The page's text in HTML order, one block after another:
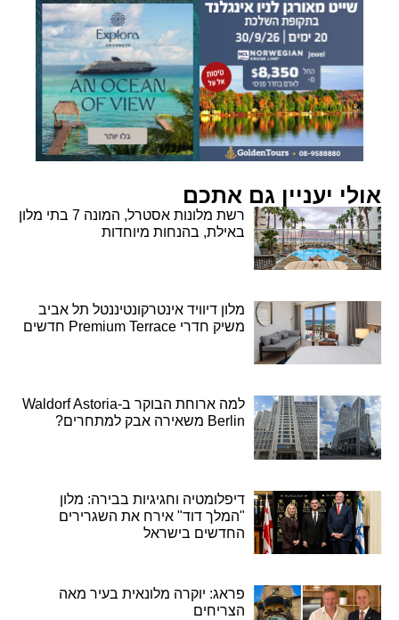
אולי יעניין גם אתכם
רשת מלונות אסטרל, המונה 7 בתי מלון
באילת, בהנחות מיוחדות
מלון דיוויד אינטרקונטיננטל תל אביב
משיק חדרי Premium Terrace חדשים
למה ארוחת הבוקר ב-Waldorf Astoria
Berlin משאירה אבק למתחרים?
דיפלומטיה וחגיגיות בבירה: מלון
"המלך דוד" אירח את השגרירים
החדשים בישראל
פראג: יוקרה מלונאית בעיר מאה
הצריחים